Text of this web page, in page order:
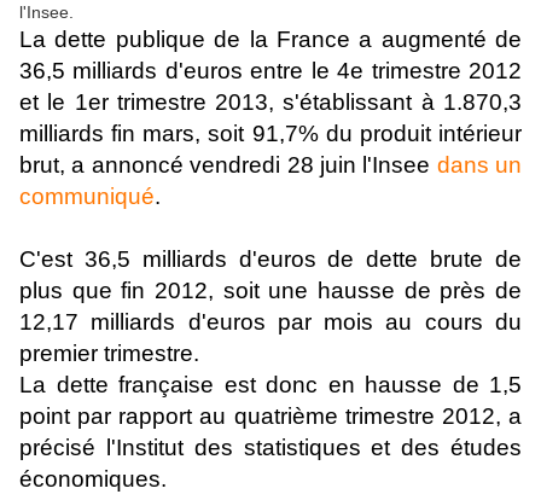
l'Insee.
La dette publique de la France a augmenté de
36,5 milliards d'euros entre le 4e trimestre 2012
et le 1er trimestre 2013, s'établissant à 1.870,3
milliards fin mars, soit 91,7% du produit intérieur
brut, a annoncé vendredi 28 juin l'Insee dans un
communiqué.
C'est 36,5 milliards d'euros de dette brute de
plus que fin 2012, soit une hausse de près de
12,17 milliards d'euros par mois au cours du
premier trimestre.
La dette française est donc en hausse de 1,5
point par rapport au quatrième trimestre 2012, a
précisé l'Institut des statistiques et des études
économiques.